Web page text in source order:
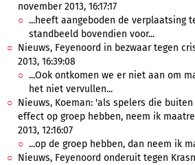
november 2013, 16:17:17
...heeft aangeboden de verplaatsing
standbeeld bovendien voor...
Nieuws, Feyenoord in bezwaar tegen
2013, 16:39:08
...Ook ontkomen we er niet aan om
het niet vervullen...
Nieuws, Koeman: 'als spelers die
effect op groep hebben, neem ik maatre
2013, 12:16:07
...op de groep hebben, dan neem ik
Nieuws, Feyenoord onderuit tegen